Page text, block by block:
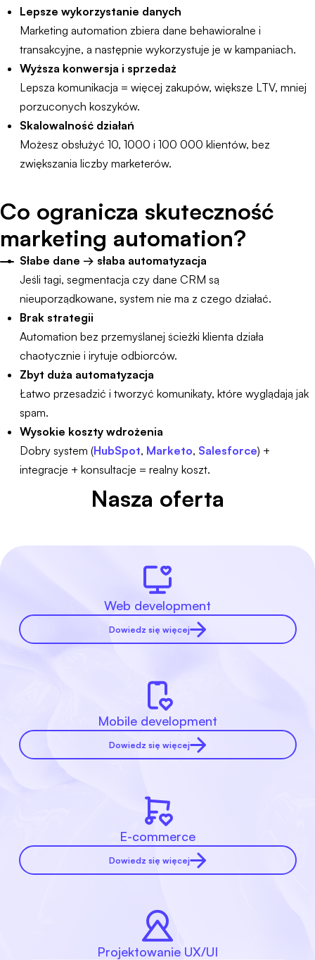
Lepsze wykorzystanie danych
Marketing automation zbiera dane behawioralne i
transakcyjne, a następnie wykorzystuje je w kampaniach.
Wyższa konwersja i sprzedaż
Lepsza komunikacja = więcej zakupów, większe LTV, mniej
porzuconych koszyków.
Skalowalność działań
Możesz obsłużyć 10, 1000 i 100 000 klientów, bez
zwiększania liczby marketerów.
Co ogranicza skuteczność
marketing automation?
Słabe dane → słaba automatyzacja
Jeśli tagi, segmentacja czy dane CRM są
nieuporządkowane, system nie ma z czego działać.
Brak strategii
Automation bez przemyślanej ścieżki klienta działa
chaotycznie i irytuje odbiorców.
Zbyt duża automatyzacja
Łatwo przesadzić i tworzyć komunikaty, które wyglądają jak
spam.
Wysokie koszty wdrożenia
Dobry system (HubSpot, Marketo, Salesforce) +
integracje + konsultacje = realny koszt.
Nasza oferta
Web development
Dowiedz się więcej
Mobile development
Dowiedz się więcej
E-commerce
Dowiedz się więcej
Projektowanie UX/UI